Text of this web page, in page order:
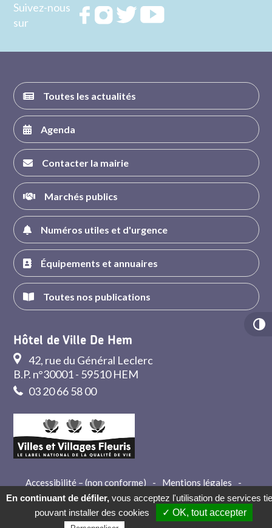
Suivez-nous
sur
RejoignezRejoignezRejoignez
Toutes les actualités
Agenda
Contacter la mairie
Marchés publics
Numéros utiles et d'urgence
Équipements et annuaires
Toutes nos publications
Hôtel de Ville De Hem
42, rue du Général Leclerc
B.P. n°30001 - 59510 HEM
03 20 66 58 00
Accessibilité – (non conforme) - Mentions légales
-
Crédits
- Contact
En continuant de défiler, vous acceptez l'utilisation de services
pouvant installer des cookies
✓ OK, tout accepter